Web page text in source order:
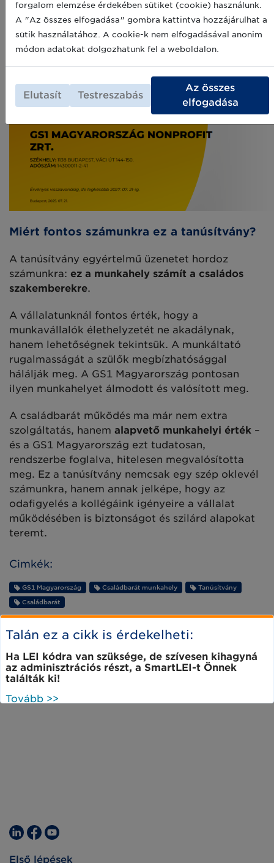
Miért fontos számunkra ez a tanúsítvány?
A tanúsítvány egyértelmű üzenetet hordoz
számunkra: ez a munkahely számít a családos
szakemberekre.
A vállalatunknál fontos érték, hogy a
munkavállalók élethelyzetét ne akadálynak,
hanem lehetőségnek tekintsük. A munkáltató
rugalmasságát a szülők megbízhatósággal
hálálják meg. A GS1 Magyarország pontosan
ilyen munkahelyet álmodott és valósított meg.
A családbarát működés ma már nem extra
szolgáltatás, hanem alapvető munkahelyi érték –
és a GS1 Magyarország ezt tudatosan,
rendszerbe foglalva, hitelesen megvalósította
meg. Ez a tanúsítvány nemcsak egy szép oklevél
számunkra, hanem annak jelképe, hogy az
odafigyelés a kollégáink igényeire a vállalat
működésében is biztonságot és szilárd alapokat
teremt.
Cimkék:
GS1 Magyarország Családbarát munkahely
Tanúsítvány
Családbarát
Talán ez a cikk is érdekelheti:
Ha LEI kódra van szüksége, de szívesen kihagyná
az adminisztrációs részt, a SmartLEI-t Önnek
találták ki!
Tovább >>
Első lépések
forgalom elemzése érdekében sütiket (cookie) használunk.
A "Az összes elfogadása" gombra kattintva hozzájárulhat a
sütik használatához. A cookie-k nem elfogadásával anonim
módon adatokat dolgozhatunk fel a weboldalon.
Elutasít Testreszabás
Az összes
elfogadása